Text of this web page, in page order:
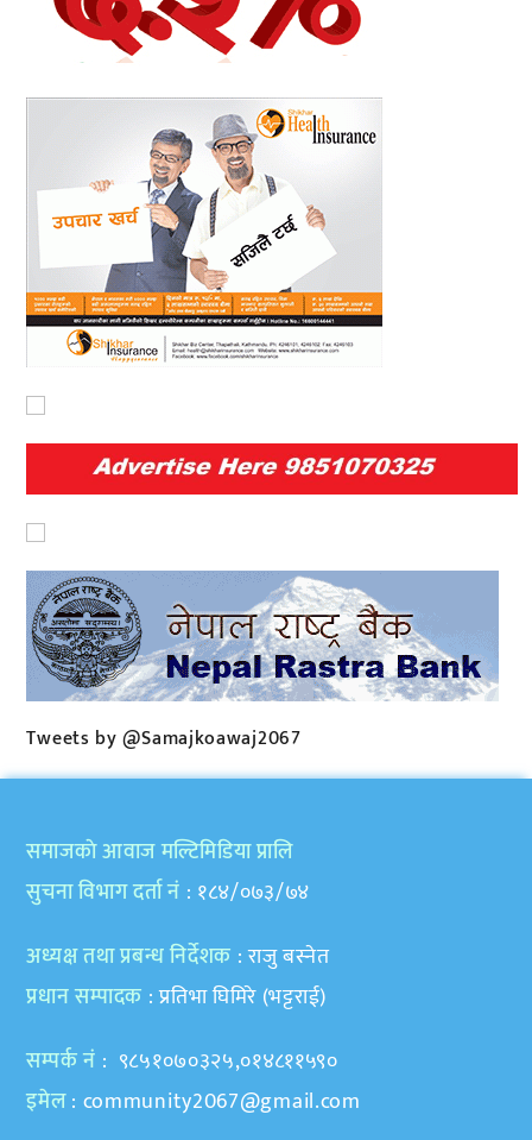
Tweets by @Samajkoawaj2067
समाजकाे आवाज मल्टिमिडिया प्रालि
सुचना विभाग दर्ता नं : १८४/०७३/७४
अध्यक्ष तथा प्रबन्ध निर्देशक : राजु बस्नेत
प्रधान सम्पादक : प्रतिभा घिमिरे (भट्टराई)
सम्पर्क नं : ९८५१०७०३२५,०१४८११५९०
इमेल: community2067@gmail.com